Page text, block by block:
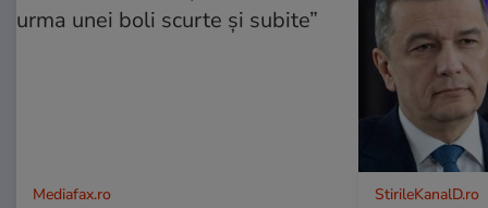
Mediafax.ro StirileKanalD.ro